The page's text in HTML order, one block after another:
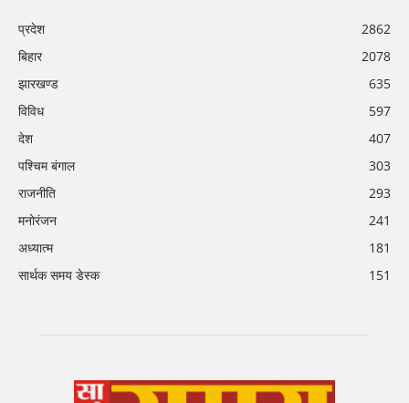
प्रदेश
2862
बिहार
2078
झारखण्ड
635
विविध
597
देश
407
पश्चिम बंगाल
303
राजनीति
293
मनोरंजन
241
अध्यात्म
181
सार्थक समय डेस्क
151